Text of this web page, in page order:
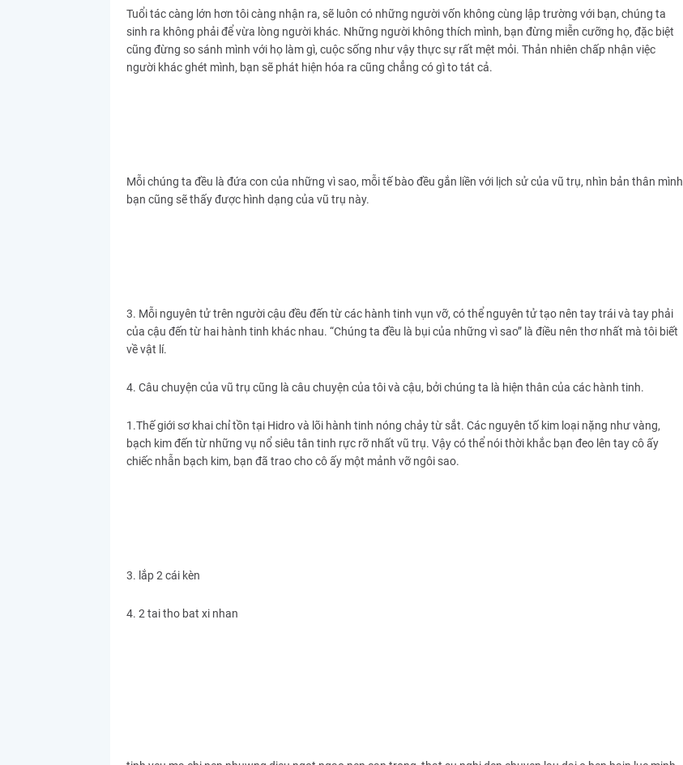
Tuổi tác càng lớn hơn tôi càng nhận ra, sẽ luôn có những người vốn không cùng lập trường với bạn, chúng ta
sinh ra không phải để vừa lòng người khác. Những người không thích mình, bạn đừng miễn cưỡng họ, đặc biệt
cũng đừng so sánh mình với họ làm gì, cuộc sống như vậy thực sự rất mệt mỏi. Thản nhiên chấp nhận việc
người khác ghét mình, bạn sẽ phát hiện hóa ra cũng chẳng có gì to tát cả.
Mỗi chúng ta đều là đứa con của những vì sao, mỗi tế bào đều gắn liền với lịch sử của vũ trụ, nhìn bản thân mình
bạn cũng sẽ thấy được hình dạng của vũ trụ này.
3. Mỗi nguyên tử trên người cậu đều đến từ các hành tinh vụn vỡ, có thể nguyên tử tạo nên tay trái và tay phải
của cậu đến từ hai hành tinh khác nhau. “Chúng ta đều là bụi của những vì sao” là điều nên thơ nhất mà tôi biết
về vật lí.
4. Câu chuyện của vũ trụ cũng là câu chuyện của tôi và cậu, bởi chúng ta là hiện thân của các hành tinh.
1.Thế giới sơ khai chỉ tồn tại Hidro và lõi hành tinh nóng chảy từ sắt. Các nguyên tố kim loại nặng như vàng,
bạch kim đến từ những vụ nổ siêu tân tinh rực rỡ nhất vũ trụ. Vậy có thể nói thời khắc bạn đeo lên tay cô ấy
chiếc nhẫn bạch kim, bạn đã trao cho cô ấy một mảnh vỡ ngôi sao.
3. lắp 2 cái kèn
4. 2 tai tho bat xi nhan